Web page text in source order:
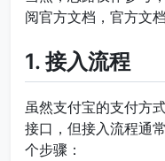
阅官方文档，官方文
1. 接入流程
虽然支付宝的支付方
接口，但接入流程通
个步骤：